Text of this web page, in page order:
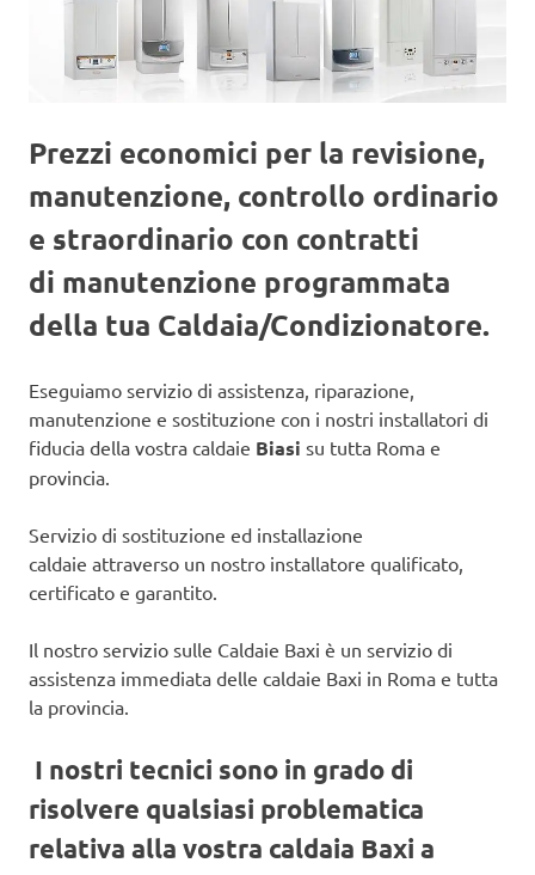
Prezzi economici per la revisione,
manutenzione, controllo ordinario
e straordinario con contratti
di manutenzione programmata
della tua Caldaia/Condizionatore.
Eseguiamo servizio di assistenza, riparazione,
manutenzione e sostituzione con i nostri installatori di
fiducia della vostra caldaie Biasi su tutta Roma e
provincia.
Servizio di sostituzione ed installazione
caldaie attraverso un nostro installatore qualificato,
certificato e garantito.
Il nostro servizio sulle Caldaie Baxi è un servizio di
assistenza immediata delle caldaie Baxi in Roma e tutta
la provincia.
I nostri tecnici sono in grado di
risolvere qualsiasi problematica
relativa alla vostra caldaia Baxi a